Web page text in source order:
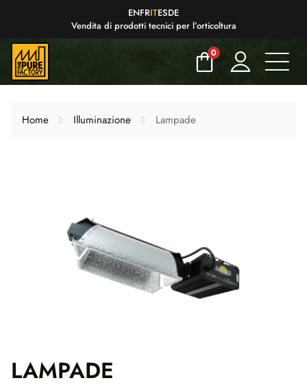
ENFRITESDE
Vendita di prodotti tecnici per l’orticoltura
0
Home Illuminazione Lampade
LAMPADE